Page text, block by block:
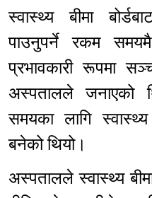
स्वास्थ्य बीमा
पाउनुपर्ने रकम
प्रभावकारी रूपमा
अस्पतालले जनाएको
समयका लागि स्वास्थ्य
बनेको थियो।
अस्पतालले स्वास्थ्य